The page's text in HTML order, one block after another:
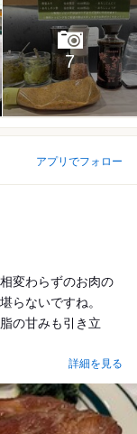
7
アプリでフォロー
変わらずのお肉の
らないですね。
の甘みも引き立
詳細を見る